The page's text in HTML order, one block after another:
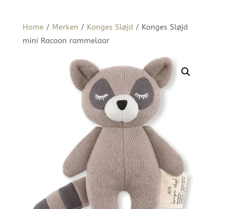
Home/ Merken / Konges Sløjd/ Konges Sløjd
mini Racoon rammelaar